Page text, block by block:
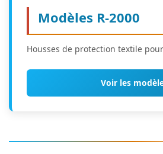
Modèles R-2000
Housses de protection textile
Voir les